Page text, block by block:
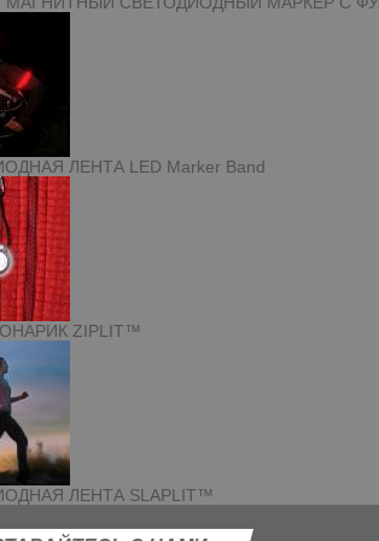
ЛЕНТА LED Marker Band
ZIPLIT™
ЛЕНТА SLAPLIT™